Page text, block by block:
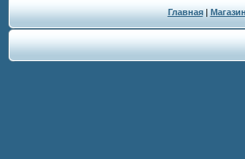
Главная| Магазин